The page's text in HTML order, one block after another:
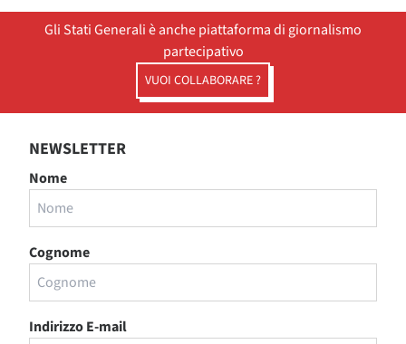
Gli Stati Generali è anche piattaforma di giornalismo
partecipativo
VUOI COLLABORARE ?
NEWSLETTER
Nome
Cognome
Indirizzo E-mail